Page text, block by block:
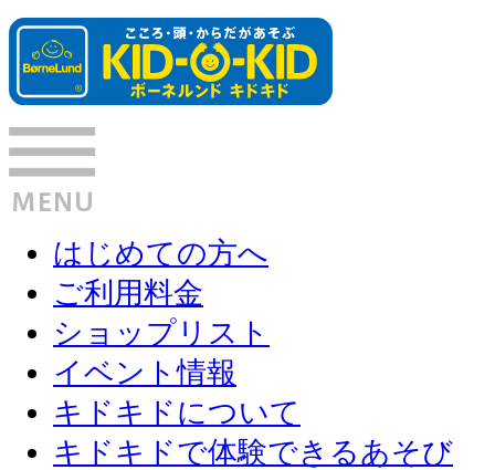
はじめての方へ
ご利用料金
ショップリスト
イベント情報
キドキドについて
キドキドで体験できるあそび